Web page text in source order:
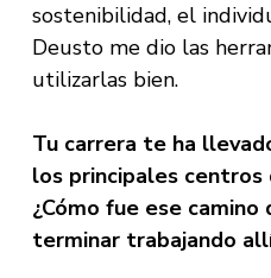
sostenibilidad, el
Deusto me dio las
utilizarlas bien.
Tu carrera te ha
los principales centros
¿Cómo fue ese
terminar trabajando